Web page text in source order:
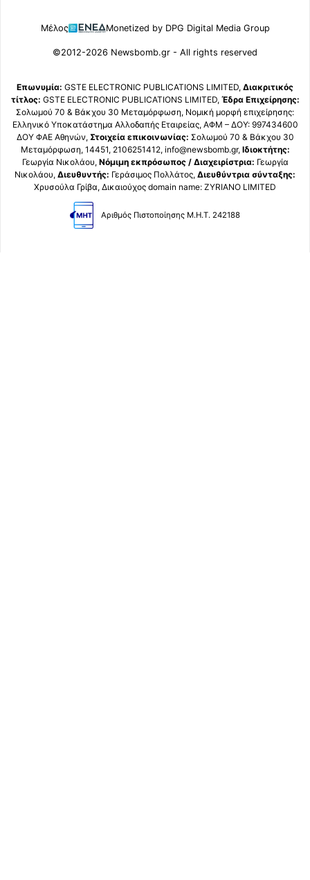
Μέλος Monetized by DPG Digital Media Group
©2012-2026 Newsbomb.gr - All rights reserved
Επωνυμία: GSTE ELECTRONIC PUBLICATIONS LIMITED, Διακριτικός
τίτλος: GSTE ELECTRONIC PUBLICATIONS LIMITED, Έδρα Επιχείρησης:
Σολωμού 70 & Βάκχου 30 Μεταμόρφωση, Νομική μορφή επιχείρησης:
Ελληνικό Υποκατάστημα Αλλοδαπής Εταιρείας, ΑΦΜ – ΔΟΥ: 997434600
ΔΟΥ ΦΑΕ Αθηνών, Στοιχεία επικοινωνίας: Σολωμού 70 & Βάκχου 30
Μεταμόρφωση, 14451, 2106251412, info@newsbomb.gr, Ιδιοκτήτης:
Γεωργία Νικολάου, Νόμιμη εκπρόσωπος / Διαχειρίστρια: Γεωργία
Νικολάου, Διευθυντής: Γεράσιμος Πολλάτος, Διευθύντρια σύνταξης:
Χρυσούλα Γρίβα, Δικαιούχος domain name: ZYRIANO LIMITED
Αριθμός Πιστοποίησης Μ.Η.Τ. 242188